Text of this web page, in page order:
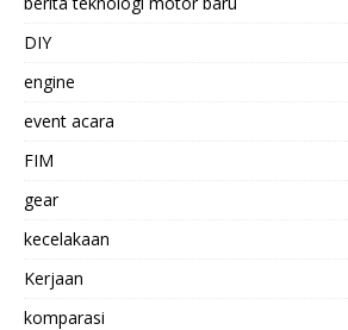
DIY
engine
event acara
FIM
gear
kecelakaan
Kerjaan
komparasi